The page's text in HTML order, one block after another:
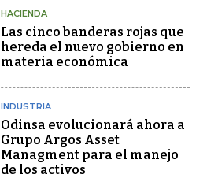
HACIENDA
Las cinco banderas rojas que
hereda el nuevo gobierno en
materia económica
INDUSTRIA
Odinsa evolucionará ahora a
Grupo Argos Asset
Managment para el manejo
de los activos